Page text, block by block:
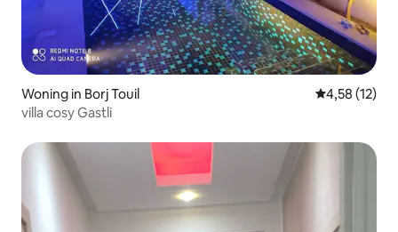
Woning in Borj Touil Gemiddelde
4,58 (12)
villa cosy Gastli